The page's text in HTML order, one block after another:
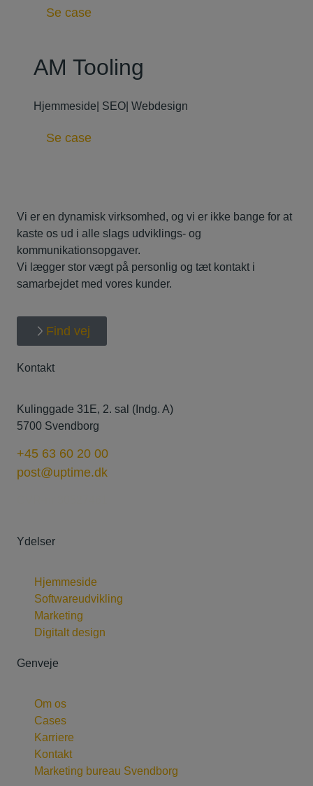
Se case
AM Tooling
Hjemmeside SEO Webdesign
Se case
Vi er en dynamisk virksomhed, og vi er ikke bange for at
kaste os ud i alle slags udviklings- og
kommunikationsopgaver.
Vi lægger stor vægt på personlig og tæt kontakt i
samarbejdet med vores kunder.
Find vej
Kontakt
Kulinggade 31E, 2. sal (Indg. A)
5700 Svendborg
+45 63 60 20 00
post@uptime.dk
Ydelser
Hjemmeside
Softwareudvikling
Marketing
Digitalt design
Genveje
Om os
Cases
Karriere
Kontakt
Marketing bureau Svendborg